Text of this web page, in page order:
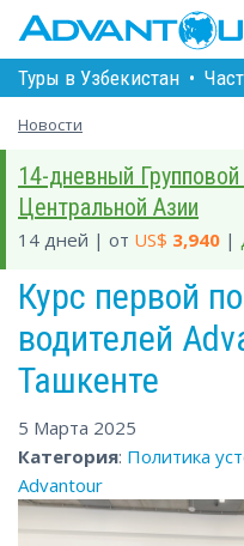
Туры в Узбекистан •
Новости
14-дневный Групповой
Центральной Азии
14 дней | от US$ 3,940 |
Курс первой
водителей
Ташкенте
5 Марта 2025
Категория: Политика
Advantour